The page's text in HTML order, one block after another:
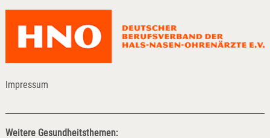
Impressum
Weitere Gesundheitsthemen: